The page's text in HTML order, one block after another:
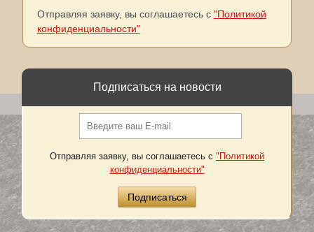
Отправляя заявку, вы соглашаетесь с "Политикой
конфиденциальности"
Подписаться на новости
Отправляя заявку, вы соглашаетесь с "Политикой
конфиденциальности"